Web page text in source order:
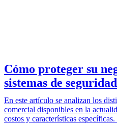
Cómo proteger su
sistemas de
En este artículo se analizan los
comercial disponibles en la
costos y características